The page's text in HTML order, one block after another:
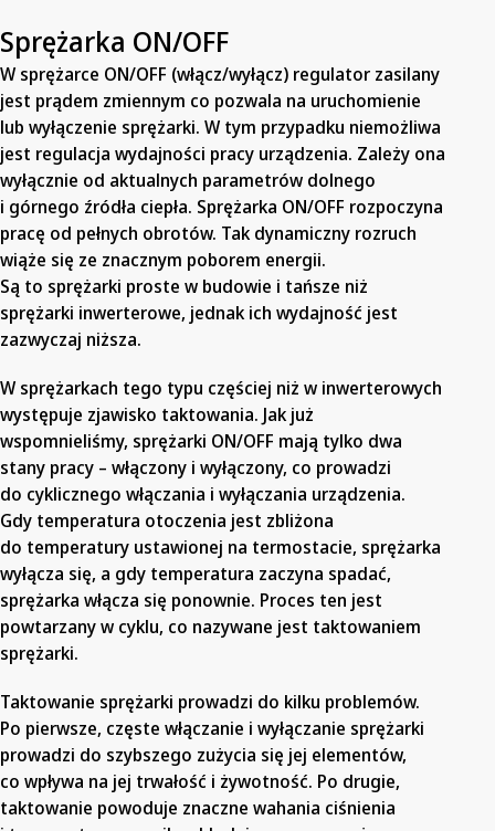
Sprężarka ON/OFF
W sprężarce ON/OFF (włącz/wyłącz) regulator zasilany
jest prądem zmiennym co pozwala na uruchomienie
lub wyłączenie sprężarki. W tym przypadku niemożliwa
jest regulacja wydajności pracy urządzenia. Zależy ona
wyłącznie od aktualnych parametrów dolnego
i górnego źródła ciepła. Sprężarka ON/OFF rozpoczyna
pracę od pełnych obrotów. Tak dynamiczny rozruch
wiąże się ze znacznym poborem energii.
Są to sprężarki proste w budowie i tańsze niż
sprężarki inwerterowe, jednak ich wydajność jest
zazwyczaj niższa.
W sprężarkach tego typu częściej niż w inwerterowych
występuje zjawisko taktowania. Jak już
wspomnieliśmy, sprężarki ON/OFF mają tylko dwa
stany pracy – włączony i wyłączony, co prowadzi
do cyklicznego włączania i wyłączania urządzenia.
Gdy temperatura otoczenia jest zbliżona
do temperatury ustawionej na termostacie, sprężarka
wyłącza się, a gdy temperatura zaczyna spadać,
sprężarka włącza się ponownie. Proces ten jest
powtarzany w cyklu, co nazywane jest taktowaniem
sprężarki.
Taktowanie sprężarki prowadzi do kilku problemów.
Po pierwsze, częste włączanie i wyłączanie sprężarki
prowadzi do szybszego zużycia się jej elementów,
co wpływa na jej trwałość i żywotność. Po drugie,
taktowanie powoduje znaczne wahania ciśnienia